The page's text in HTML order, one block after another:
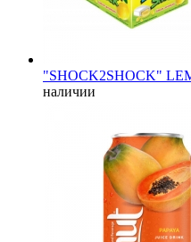
"SHOCK2SHOCK"
наличии